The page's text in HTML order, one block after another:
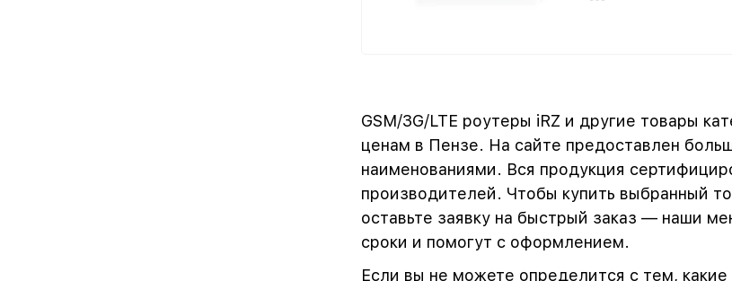
GSM/3G/LTE роутеры iRZ и другие товары
ценам в Пензе. На сайте предоставлен
наименованиями. Вся продукция
производителей. Чтобы купить выбранный
оставьте заявку на быстрый заказ — наши
сроки и помогут с оформлением.
Если вы не можете определится с тем,